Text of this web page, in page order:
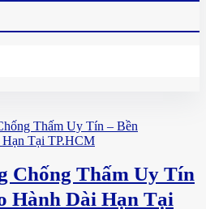
Chống Thấm Uy Tín
Hành Dài Hạn Tại